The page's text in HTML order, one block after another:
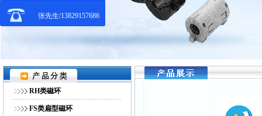
网站首页｜公司简介｜产品展示｜供求商机｜人才招
RH类磁环
FS类扁型磁环
张先生/13829157686